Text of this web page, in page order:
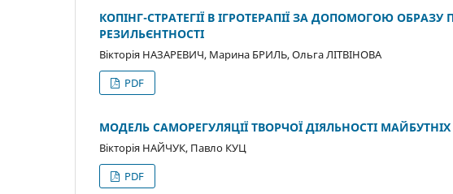
КОПІНГ-СТРАТЕГІЇ В ІГРОТЕРАПІЇ ЗА ДОПОМОГОЮ
РЕЗИЛЬЄНТНОСТІ
Вікторія НАЗАРЕВИЧ, Марина БРИЛЬ, Ольга ЛІТВІНОВА
PDF
МОДЕЛЬ САМОРЕГУЛЯЦІЇ ТВОРЧОЇ ДІЯЛЬНОСТІ
Вікторія НАЙЧУК, Павло КУЦ
PDF